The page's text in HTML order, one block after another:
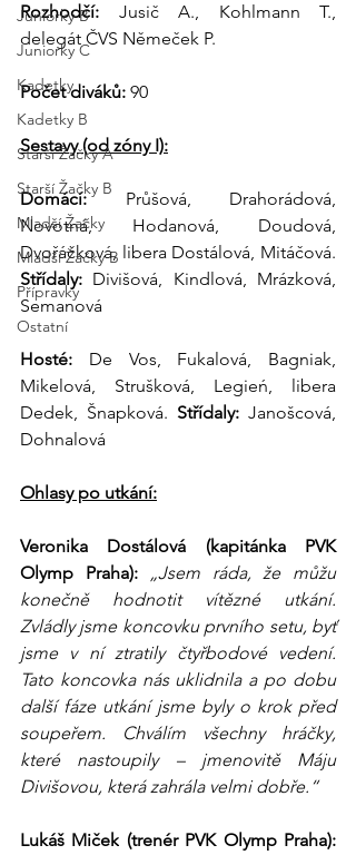
Juniorky B
Juniorky C
Kadetky
Kadetky B
Starší Žačky A
Starší Žačky B
Mladší Žačky
Mladší Žačky B
Přípravky
Ostatní
Rozhodčí: Jusič A., Kohlmann T.,
delegát ČVS Němeček P.
Počet diváků: 90
Sestavy (od zóny I):
Domácí: Průšová, Drahorádová,
Novotná, Hodanová, Doudová,
Dvořáčková, libera Dostálová, Mitáčová.
Střídaly: Divišová, Kindlová, Mrázková,
Semanová
Hosté: De Vos, Fukalová, Bagniak,
Mikelová, Strušková, Legień, libera
Dedek, Šnapková. Střídaly: Janošcová,
Dohnalová
Ohlasy po utkání:
Veronika Dostálová (kapitánka PVK
Olymp Praha): „Jsem ráda, že můžu
konečně hodnotit vítězné utkání.
Zvládly jsme koncovku prvního setu, byť
jsme v ní ztratily čtyřbodové vedení.
Tato koncovka nás uklidnila a po dobu
další fáze utkání jsme byly o krok před
soupeřem. Chválím všechny hráčky,
které nastoupily – jmenovitě Máju
Divišovou, která zahrála velmi dobře.“
Lukáš Miček